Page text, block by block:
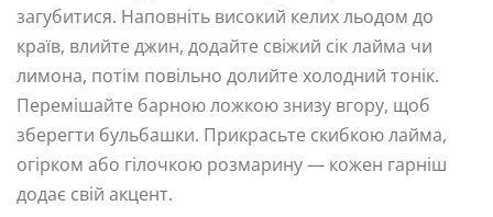
загубитися. Наповніть високий келих льодом до
країв, влийте джин, додайте свіжий сік лайма чи
лимона, потім повільно долийте холодний тонік.
Перемішайте барною ложкою знизу вгору, щоб
зберегти бульбашки. Прикрасьте скибкою лайма,
огірком або гілочкою розмарину — кожен гарніш
додає свій акцент.